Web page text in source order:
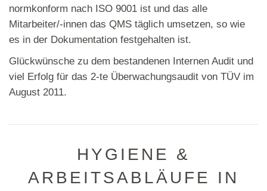
normkonform nach ISO 9001 ist und das alle
Mitarbeiter/-innen das QMS täglich umsetzen, so wie
es in der Dokumentation festgehalten ist.
Glückwünsche zu dem bestandenen Internen Audit und
viel Erfolg für das 2-te Überwachungsaudit von TÜV im
August 2011.
HYGIENE &
ARBEITSABLÄUFE IN